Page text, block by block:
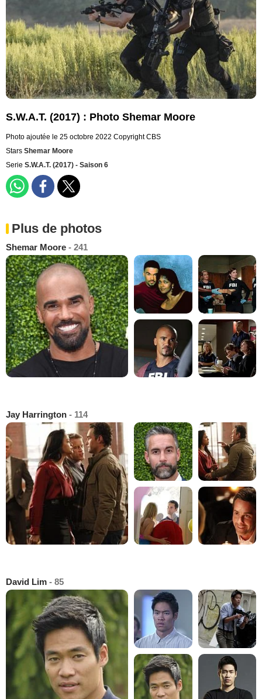
S.W.A.T. (2017) : Photo Shemar Moore
Photo ajoutée le 25 octobre 2022 Copyright CBS
Stars Shemar Moore
Serie S.W.A.T. (2017) - Saison 6
Plus de photos
Shemar Moore - 241
Jay Harrington - 114
David Lim - 85